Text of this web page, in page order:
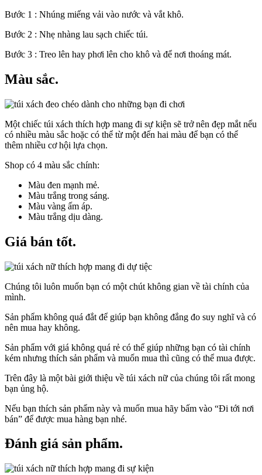
Bước 1 : Nhúng miếng vải vào nước và vắt khô.
Bước 2 : Nhẹ nhàng lau sạch chiếc túi.
Bước 3 : Treo lên hay phơi lên cho khô và để nơi thoáng mát.
Màu sắc.
Một chiếc túi xách thích hợp mang đi sự kiện sẽ trở nên đẹp mắt nếu
có nhiều màu sắc hoặc có thể từ một đến hai màu để bạn có thể
thêm nhiều cơ hội lựa chọn.
Shop có 4 màu sắc chính:
Màu đen mạnh mẻ.
Màu trắng trong sáng.
Màu vàng ấm áp.
Màu trắng dịu dàng.
Giá bán tốt.
Chúng tôi luôn muốn bạn có một chút không gian về tài chính của
mình.
Sản phẩm không quá đắt để giúp bạn không đắng đo suy nghĩ và có
nên mua hay không.
Sản phẩm với giá không quá rẻ có thể giúp những bạn có tài chính
kém nhưng thích sản phẩm và muốn mua thì cũng có thể mua được.
Trên đây là một bài giới thiệu về túi xách nữ của chúng tôi rất mong
bạn ủng hộ.
Nếu bạn thích sản phẩm này và muốn mua hãy bấm vào “Đi tới nơi
bán” để được mua hàng bạn nhé.
Đánh giá sản phẩm.